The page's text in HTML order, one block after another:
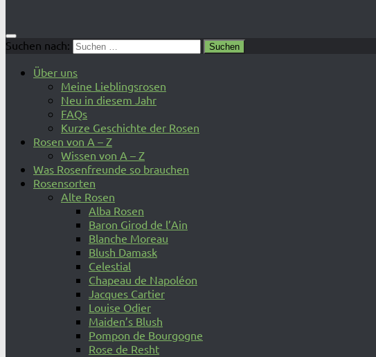
Suchen nach:
Über uns
Meine Lieblingsrosen
Neu in diesem Jahr
FAQs
Kurze Geschichte der Rosen
Rosen von A – Z
Wissen von A – Z
Was Rosenfreunde so brauchen
Rosensorten
Alte Rosen
Alba Rosen
Baron Girod de l’Ain
Blanche Moreau
Blush Damask
Celestial
Chapeau de Napoléon
Jacques Cartier
Louise Odier
Maiden’s Blush
Pompon de Bourgogne
Rose de Resht